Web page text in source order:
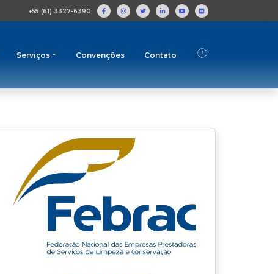
+55 (61) 3327-6390
Serviços Convenções Contato